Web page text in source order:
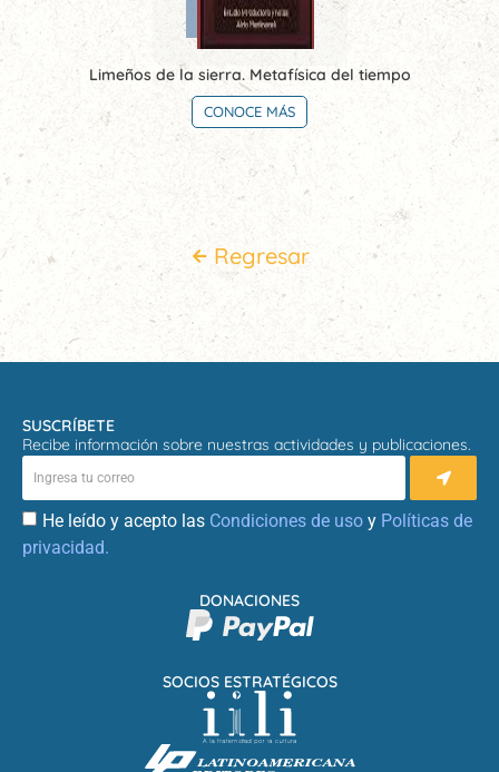
Limeños de la sierra. Metafísica del tiempo
CONOCE MÁS
Regresar
SUSCRÍBETE
Recibe información sobre nuestras actividades y publicaciones.
He leído y acepto las Condiciones de uso y Políticas de
privacidad.
SOCIOS ESTRATÉGICOS
DONACIONES